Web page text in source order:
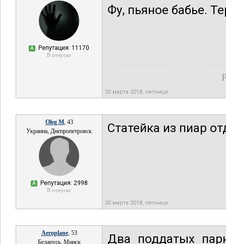
А Репутация: 11170
В отпуске
Фу, пьяное бабье.
30 марта 2018, пятница
Oleg M, 43
Украина, Днепропетровск
А Репутация: 2998
В отпуске
Статейка из пиар
30 марта 2018, пятница
Aeroplane, 53
Беларусь, Минск
Два поддатых